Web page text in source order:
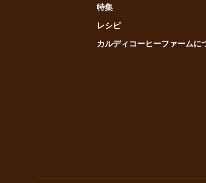
特集
レシピ
カルディコーヒーファームに